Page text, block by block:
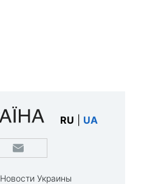
RU UA
Новости Украины